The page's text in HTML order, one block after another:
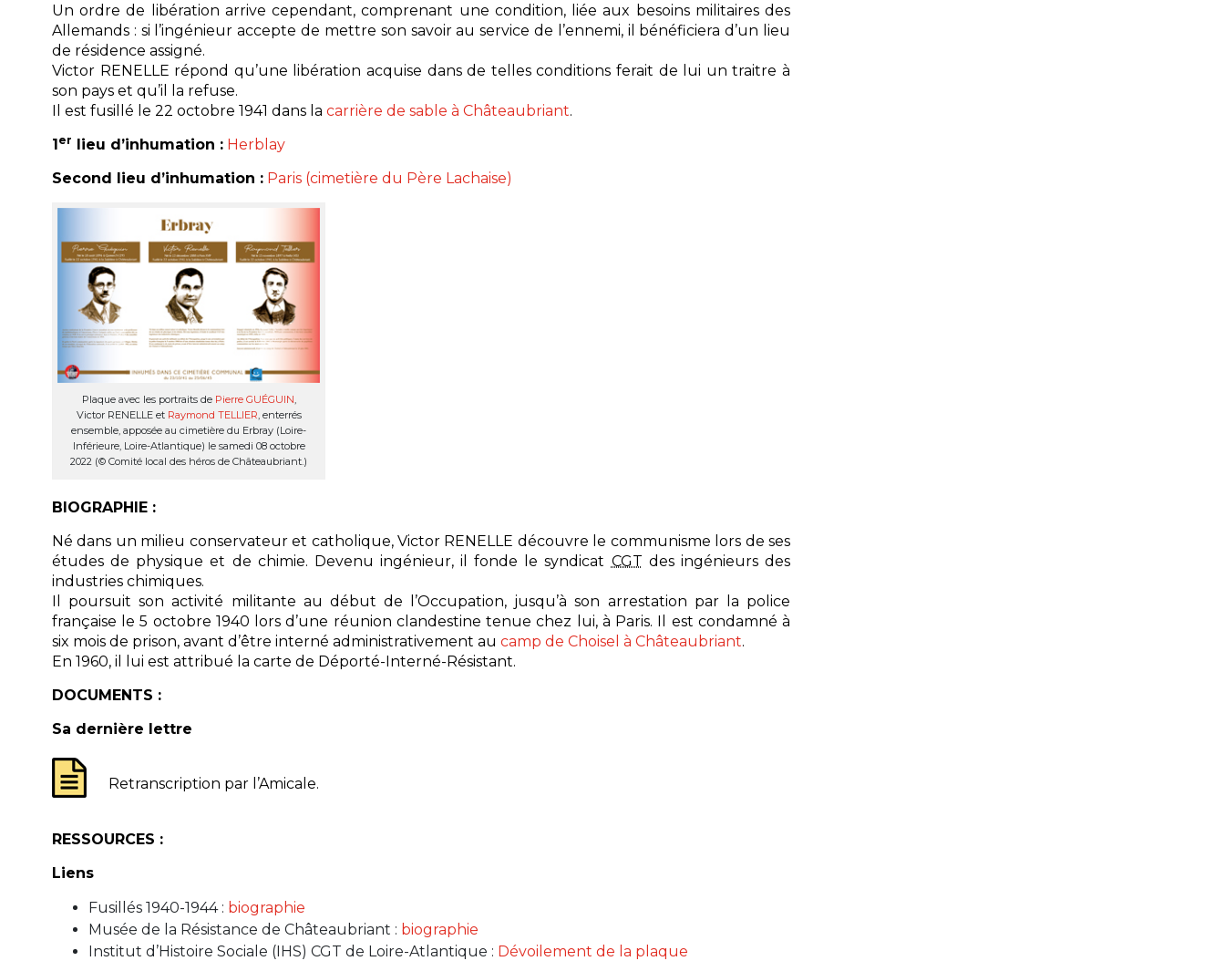
Un ordre de libération arrive cependant, comprenant une condition, liée aux besoins militaires des
Allemands : si l’ingénieur accepte de mettre son savoir au service de l’ennemi, il bénéficiera d’un lieu
de résidence assigné.
Victor RENELLE répond qu’une libération acquise dans de telles conditions ferait de lui un traitre à
son pays et qu’il la refuse.
Il est fusillé le 22 octobre 1941 dans la carrière de sable à Châteaubriant.
1er lieu d’inhumation : Herblay
Second lieu d’inhumation : Paris (cimetière du Père Lachaise)
Plaque avec les portraits de Pierre GUÉGUIN
Victor RENELLE et Raymond TELLIER , enterrés
ensemble, apposée au cimetière du Erbray (Loire-
Inférieure, Loire-Atlantique) le samedi 08 octobre
2022 (© Comité local des héros de Châteaubriant.)
BIOGRAPHIE :
Né dans un milieu conservateur et catholique, Victor RENELLE découvre le communisme lors de ses
études de physique et de chimie. Devenu ingénieur, il fonde le syndicat CGT des ingénieurs des
industries chimiques.
Il poursuit son activité militante au début de l’Occupation, jusqu’à son arrestation par la police
française le 5 octobre 1940 lors d’une réunion clandestine tenue chez lui, à Paris. Il est condamné à
six mois de prison, avant d’être interné administrativement au camp de Choisel à Châteaubriant.
En 1960, il lui est attribué la carte de Déporté-Interné-Résistant.
DOCUMENTS :
Sa dernière lettre
Retranscription par l’Amicale.
RESSOURCES :
Liens
Fusillés 1940-1944: biographie
Musée de la Résistance de Châteaubriant : biographie
Institut d’Histoire Sociale (IHS) CGT de Loire-Atlantique : Dévoilement de la plaque